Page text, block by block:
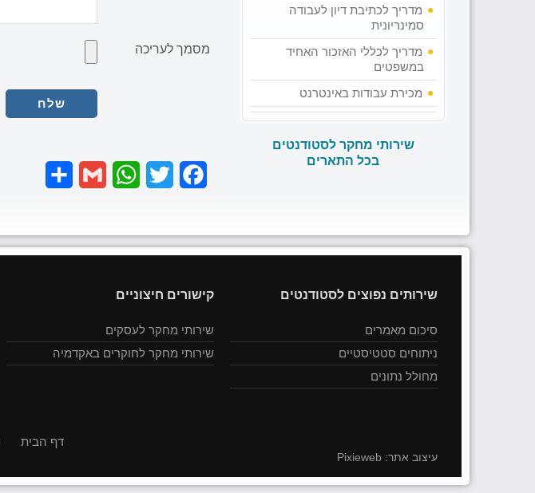
מדריך לכתיבת דיון לעבודה
סמינריונית
מדריך לכללי האזכור האחיד
במשפטים
מכירת עבודות באינטרנט
שירותי מחקר לסטודנטים
בכל התארים
מסמך לעריכה
Facebook
Twitter
WhatsApp
Gmail
שירותים נפוצים לסטודנטים
סיכום מאמרים
ניתוחים סטטיסטיים
מחולל נתונים
קישורים חיצוניים
שירותי מחקר לעסקים
שירותי מחקר לחוקרים באקדמיה
עיצוב אתר: Pixieweb
דף הבית